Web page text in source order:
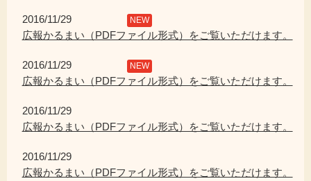
表
2016/11/29 NEW
広報かるまい（PDFファイル形式）をご覧いただけます。
2016/11/29 NEW
広報かるまい（PDFファイル形式）をご覧いただけます。
2016/11/29
広報かるまい（PDFファイル形式）をご覧いただけます。
2016/11/29
広報かるまい（PDFファイル形式）をご覧いただけます。